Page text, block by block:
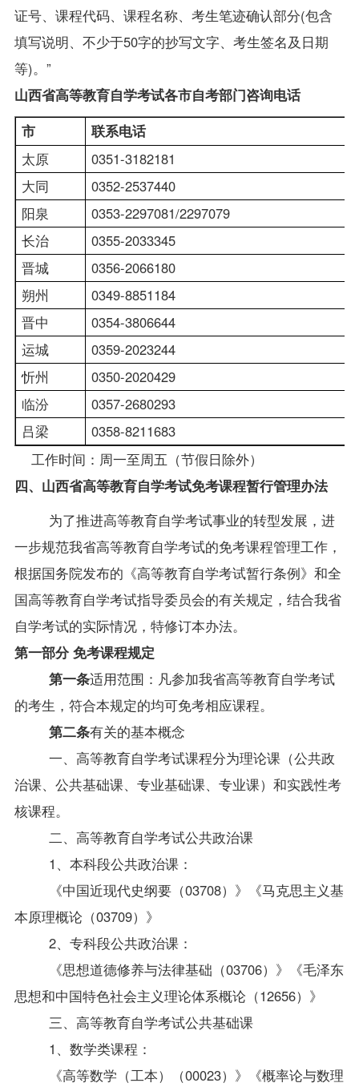
证号、课程代码、课程名称、考生笔迹确认部分(包含
填写说明、不少于50字的抄写文字、考生签名及日期
等)。”
山西省高等教育自学考试各市自考部门咨询电话
市
联系电话
太原
0351-3182181
大同
0352-2537440
阳泉
0353-2297081/2297079
长治
0355-2033345
晋城
0356-2066180
朔州
0349-8851184
晋中
0354-3806644
运城
0359-2023244
忻州
0350-2020429
临汾
0357-2680293
吕梁
0358-8211683
工作时间：周一至周五（节假日除外）
四、山西省高等教育自学考试免考课程暂行管理办法
为了推进高等教育自学考试事业的转型发展，进
一步规范我省高等教育自学考试的免考课程管理工作，
根据国务院发布的《高等教育自学考试暂行条例》和全
国高等教育自学考试指导委员会的有关规定， 结合我省
自学考试的实际情况，特修订本办法。
第一部分 免考课程规定
第一条适用范围：凡参加我省高等教育自学考试
的考生，符合本规定的均可免考相应课程。
第二条有关的基本概念
一、高等教育自学考试课程分为理论课（公共政
治课、公共基础课、专业基础课、专业课）和实践性考
核课程。
二、高等教育自学考试公共政治课
1 、本科段公共政治课：
《中国近现代史纲要（03708）》《马克思主义基
本原理概论（03709）》
2、 专科段公共政治课：
《思想道德修养与法律基础（03706）》《毛泽东
思想和中国特色社会主义理论体系概论（12656）》
三、高等教育自学考试公共基础课
1 、数学类课程：
《高等数学（工本）（00023）》《概率论与数理